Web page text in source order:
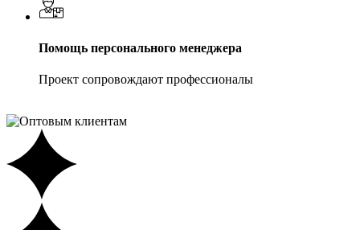
Помощь персонального менеджера
Проект сопровождают профессионалы